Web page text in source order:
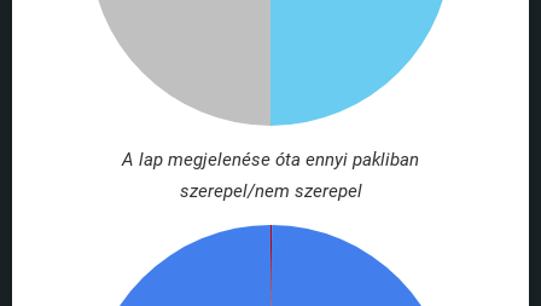
A lap megjelenése óta ennyi pakliban
szerepel/nem szerepel